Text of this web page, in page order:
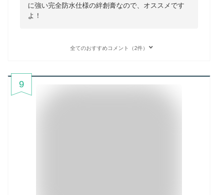
に強い完全防水仕様の絆創膏なので、オススメです
よ！
全てのおすすめコメント（2件）
9